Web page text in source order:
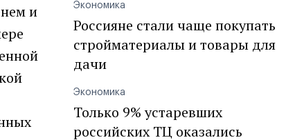
и
Экономика
Россияне стали чаще покупать
стройматериалы и товары для
дачи
Экономика
Только 9% устаревших
российских ТЦ оказались